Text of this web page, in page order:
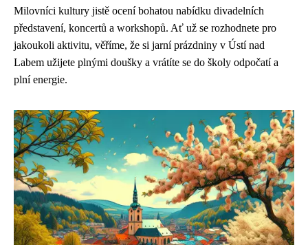
Milovníci kultury jistě ocení bohatou nabídku divadelních
představení, koncertů a workshopů. Ať už se rozhodnete pro
jakoukoli aktivitu, věříme, že si jarní prázdniny v Ústí nad
Labem užijete plnými doušky a vrátíte se do školy odpočatí a
plní energie.